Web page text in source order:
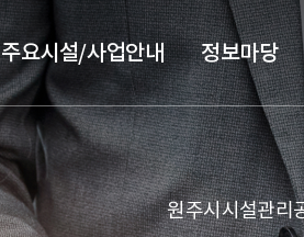
주요시설/사업안내 정보마당
원주시시설관리